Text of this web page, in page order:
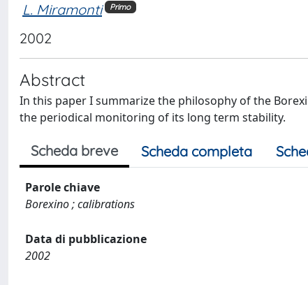
L. Miramonti Primo
2002
Abstract
In this paper I summarize the philosophy of the
the periodical monitoring of its long term stability.
Scheda breve Scheda completa
Parole chiave
Borexino ; calibrations
Data di pubblicazione
2002